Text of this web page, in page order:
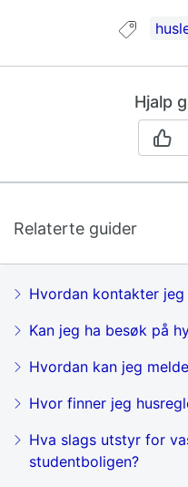
Hjalp
Relaterte guider
Hvordan kontakter
Kan jeg ha besøk på
Hvordan kan jeg
Hvor finner jeg
Hva slags utstyr for
studentboligen?